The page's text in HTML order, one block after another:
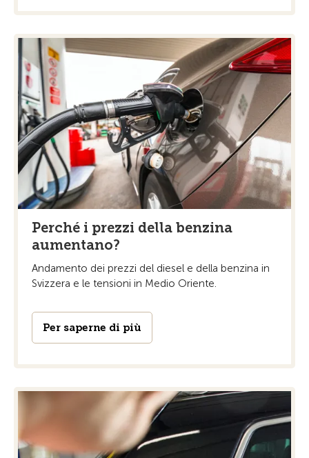
Perché i prezzi della benzina
aumentano?
Andamento dei prezzi del diesel e della benzina in
Svizzera e le tensioni in Medio Oriente.
Per saperne di più